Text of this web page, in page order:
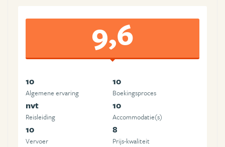
9,6
10
Algemene ervaring
10
Boekingsproces
nvt
Reisleiding
10
Accommodatie(s)
10
Vervoer
8
Prijs-kwaliteit